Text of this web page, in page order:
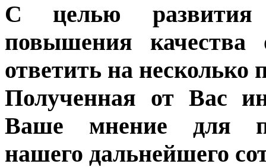
С целью развития
повышения качества
ответить на несколько
Полученная от Вас
Ваше мнение для
нашего дальнейшего